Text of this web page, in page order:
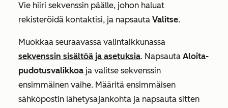
Vie hiiri sekvenssin päälle, johon haluat
rekisteröidä kontaktisi, ja napsauta Valitse.
Muokkaa seuraavassa valintaikkunassa
sekvenssin sisältöä ja asetuksia. Napsauta Aloita-
pudotusvalikkoa ja valitse sekvenssin
ensimmäinen vaihe. Määritä ensimmäisen
sähköpostin lähetysajankohta ja napsauta sitten